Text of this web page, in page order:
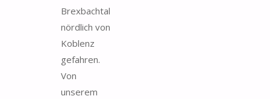
Brexbachtal
nördlich von
Koblenz
gefahren.
Von
unserem